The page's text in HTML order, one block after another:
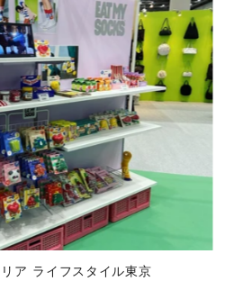
リア ライフスタイル東京